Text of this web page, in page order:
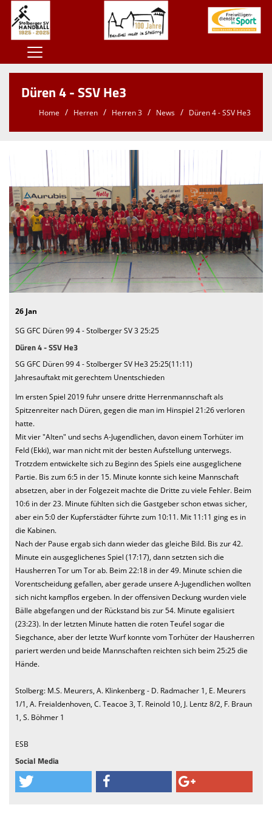
Home
100 Jahre SSV
Jugend
Kontaktformular
Sponsoren
Unterstützt den SSV
We want you
Einladung MV 2026
Düren 4 - SSV He3
Home Herren Herren 3 News Düren 4 - SSV He3
26 Jan
SG GFC Düren 99 4 - Stolberger SV 3 25:25
Düren 4 - SSV He3
SG GFC Düren 99 4 - Stolberger SV He3 25:25(11:11)
Jahresauftakt mit gerechtem Unentschieden
Im ersten Spiel 2019 fuhr unsere dritte Herrenmannschaft als
Spitzenreiter nach Düren, gegen die man im Hinspiel 21:26 verloren
hatte.
Mit vier "Alten" und sechs A-Jugendlichen, davon einem Torhüter im
Feld (Ekki), war man nicht mit der besten Aufstellung unterwegs.
Trotzdem entwickelte sich zu Beginn des Spiels eine ausgeglichene
Partie. Bis zum 6:5 in der 15. Minute konnte sich keine Mannschaft
absetzen, aber in der Folgezeit machte die Dritte zu viele Fehler. Beim
10:6 in der 23. Minute fühlten sich die Gastgeber schon etwas sicher,
aber ein 5:0 der Kupferstädter führte zum 10:11. Mit 11:11 ging es in
die Kabinen.
Nach der Pause ergab sich dann wieder das gleiche Bild. Bis zur 42.
Minute ein ausgeglichenes Spiel (17:17), dann setzten sich die
Hausherren Tor um Tor ab. Beim 22:18 in der 49. Minute schien die
Vorentscheidung gefallen, aber gerade unsere A-Jugendlichen wollten
sich nicht kampflos ergeben. In der offensiven Deckung wurden viele
Bälle abgefangen und der Rückstand bis zur 54. Minute egalisiert
(23:23). In der letzten Minute hatten die roten Teufel sogar die
Siegchance, aber der letzte Wurf konnte vom Torhüter der Hausherren
pariert werden und beide Mannschaften reichten sich beim 25:25 die
Hände.
Stolberg: M.S. Meurers, A. Klinkenberg - D. Radmacher 1, E. Meurers
1/1, A. Freialdenhoven, C. Teacoe 3, T. Reinold 10, J. Lentz 8/2, F. Braun
1, S. Böhmer 1
ESB
Social Media